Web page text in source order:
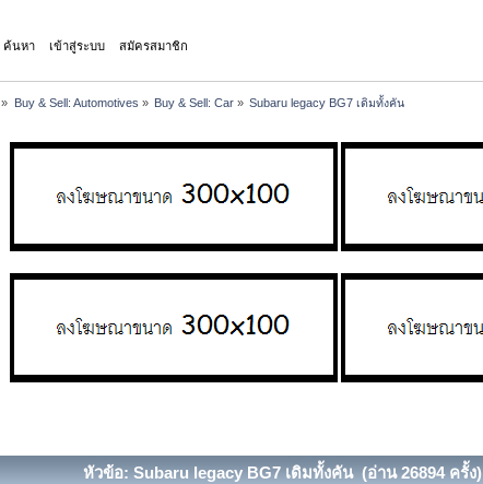
ค้นหา เข้าสู่ระบบ สมัครสมาชิก
» Buy & Sell: Automotives » Buy & Sell: Car » Subaru legacy BG7 เดิมทั้งคัน
หัวข้อ: Subaru legacy BG7 เดิมทั้งคัน (อ่าน 26894 ครั้ง)